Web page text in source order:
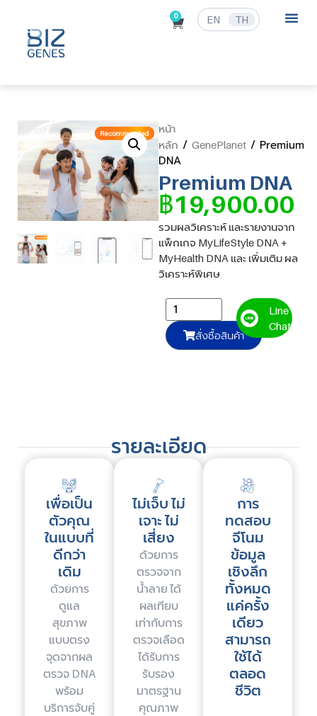
0 EN TH
หน้า
หลัก / GenePlanet / Premium
DNA
Premium DNA
฿19,900.00
รวมผลวิเคราะห์ และรายงานจาก
แพ็กเกจ MyLifeStyle DNA +
MyHealth DNA และ เพิ่มเติม ผล
วิเคราะห์พิเศษ
สั่งซื้อสินค้า
Line
Chat
รายละเอียด
เพื่อเป็น
ตัวคุณ
ในแบบที่
ดีกว่า
เดิม
ด้วยการ
ดูแล
สุขภาพ
แบบตรง
จุดจากผล
ตรวจ DNA
พร้อม
บริการจับคู่
ไม่เจ็บ ไม่
เจาะ ไม่
เสี่ยง
ด้วยการ
ตรวจจาก
น้ำลาย ได้
ผลเทียบ
เท่ากับการ
ตรวจเลือด
ได้รับการ
รับรอง
มาตรฐาน
คุณภาพ
การ
ทดสอบ
จีโนม
ข้อมูล
เชิงลึก
ทั้งหมด
แค่ครั้ง
เดียว
สามารถ
ใช้ได้
ตลอด
ชีวิต